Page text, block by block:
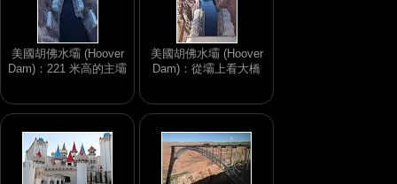
美國胡佛水壩 (Hoover
Dam)：221 米高的主壩
美國胡佛水壩 (Hoover
Dam)：從壩上看大橋